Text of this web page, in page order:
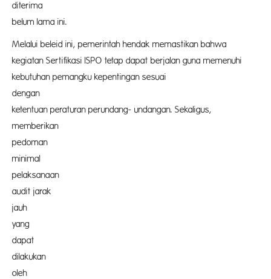
belum lama ini.
Melalui beleid ini, pemerintah hendak memastikan bahwa
kegiatan Sertifikasi ISPO tetap dapat berjalan guna memenuhi
kebutuhan pemangku kepentingan sesuai
ketentuan peraturan perundang- undangan. Sekaligus,
audit jarak
dapat